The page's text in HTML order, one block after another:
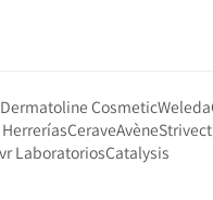
Dermatoline CosmeticWeleda
CeraveAvène
LaboratoriosCatalysis